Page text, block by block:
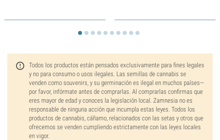
Todos los productos están pensados exclusivamente para fines legales
y no para consumo o usos ilegales. Las semillas de cannabis se
venden como souvenirs, y su germinación es ilegal en muchos países—
por favor, infórmate antes de comprarlas. Al comprarlas confirmas que
eres mayor de edad y conoces la legislación local. Zamnesia no es
responsable de ninguna acción que incumpla estas leyes. Todos los
productos de cannabis, cáñamo, relacionados con las setas y otros que
ofrecemos se venden cumpliendo estrictamente con las leyes locales
en vigor.